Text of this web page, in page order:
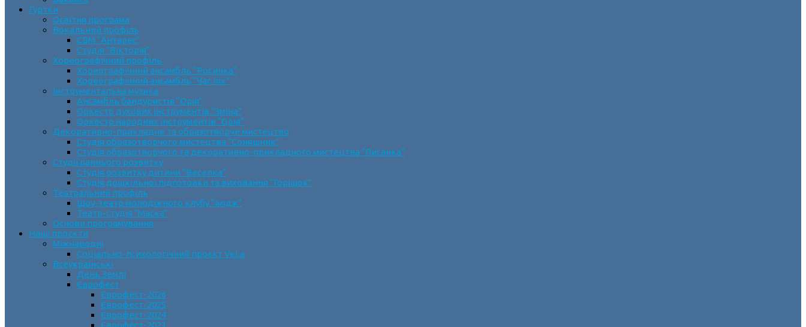
Гуртки
Освітня програма
Вокальний профіль
СВМ “Антарес”
Студія “Вікторія”
Хореографічний профіль
Хореографічний ансамбль “Росинка”
Хореографічний ансамбль “Час пік”
Інструментальна музика
Ансамбль бандуристів “Орія”
Оркестр духових інструментів “Зміна”
Оркестр народних інструментів “Орія”
Декоративно-прикладне та образотворче мистецтво
Cтудія образотворчого мистецтва “Соняшник”
Студія образотворчого та декоративно-прикладного мистецтва “Писанка”
Студії раннього розвитку
Студія розвитку дитини “Веселка”
Студія дошкільної підготовки та виховання “Горішок”
Театральний профіль
Шоу-театр молодіжного клубу “Імідж”
Театр-студія “Маска”
Основи програмування
Наші проєкти
Міжнародні
Соціально-психологічний проєкт VeLa
Всеукраїнські
День Землі
Єврофест
Єврофест-2026
Єврофест-2025
Єврофест-2024
Єврофест-2023